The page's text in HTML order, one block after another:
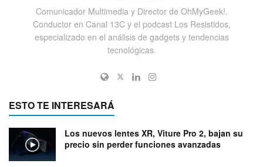
Comunicador Multimedia y Director de OhMyGeek!.
Conductor en Canal 13C y el podcast Los Resistidos,
especializado en el análisis de gadgets y tendencias
tecnológicas.
ESTO TE INTERESARÁ
Los nuevos lentes XR, Viture Pro 2, bajan su
precio sin perder funciones avanzadas